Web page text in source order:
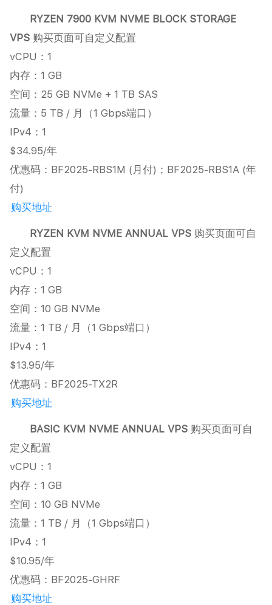
RYZEN 7900 KVM NVME BLOCK STORAGE
VPS购买页面可自定义配置
vCPU：1
内存：1 GB
空间：25 GB NVMe + 1 TB SAS
流量：5 TB / 月（1 Gbps端口）
IPv4：1
$34.95/年
优惠码：BF2025-RBS1M (月付)；BF2025-RBS1A (年
付)
购买地址
RYZEN KVM NVME ANNUAL VPS购买页面可自
定义配置
vCPU：1
内存：1 GB
空间：10 GB NVMe
流量：1 TB / 月（1 Gbps端口）
IPv4：1
$13.95/年
优惠码：BF2025-TX2R
购买地址
BASIC KVM NVME ANNUAL VPS购买页面可自
定义配置
vCPU：1
内存：1 GB
空间：10 GB NVMe
流量：1 TB / 月（1 Gbps端口）
IPv4：1
$10.95/年
优惠码：BF2025-GHRF
购买地址